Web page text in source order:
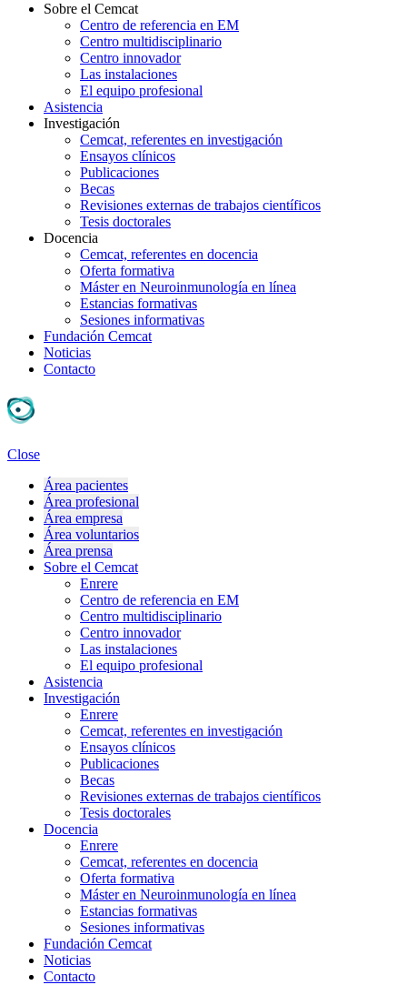
Sobre el Cemcat
Centro de referencia en EM
Centro multidisciplinario
Centro innovador
Las instalaciones
El equipo profesional
Asistencia
Investigación
Cemcat, referentes en investigación
Ensayos clínicos
Publicaciones
Becas
Revisiones externas de trabajos científicos
Tesis doctorales
Docencia
Cemcat, referentes en docencia
Oferta formativa
Máster en Neuroinmunología en línea
Estancias formativas
Sesiones informativas
Fundación Cemcat
Noticias
Contacto
Close
Área pacientes
Área profesional
Área empresa
Área voluntarios
Área prensa
Sobre el Cemcat
Enrere
Centro de referencia en EM
Centro multidisciplinario
Centro innovador
Las instalaciones
El equipo profesional
Asistencia
Investigación
Enrere
Cemcat, referentes en investigación
Ensayos clínicos
Publicaciones
Becas
Revisiones externas de trabajos científicos
Tesis doctorales
Docencia
Enrere
Cemcat, referentes en docencia
Oferta formativa
Máster en Neuroinmunología en línea
Estancias formativas
Sesiones informativas
Fundación Cemcat
Noticias
Contacto